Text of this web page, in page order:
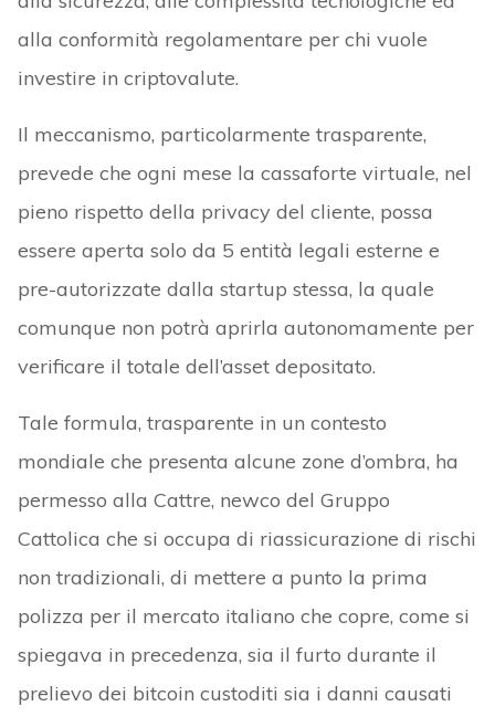
alla conformità regolamentare per chi vuole
investire in criptovalute.
Il meccanismo, particolarmente trasparente,
prevede che ogni mese la cassaforte virtuale, nel
pieno rispetto della privacy del cliente, possa
essere aperta solo da 5 entità legali esterne e
pre-autorizzate dalla startup stessa, la quale
comunque non potrà aprirla autonomamente per
verificare il totale dell’asset depositato.
Tale formula, trasparente in un contesto
mondiale che presenta alcune zone d’ombra, ha
permesso alla Cattre, newco del Gruppo
Cattolica che si occupa di riassicurazione di rischi
non tradizionali, di mettere a punto la prima
polizza per il mercato italiano che copre, come si
spiegava in precedenza, sia il furto durante il
prelievo dei bitcoin custoditi sia i danni causati